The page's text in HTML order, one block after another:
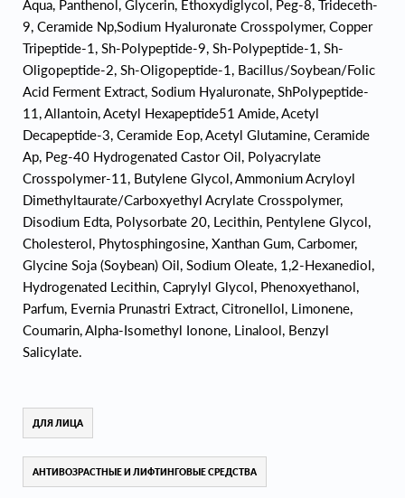
Aqua, Panthenol, Glycerin, Ethoxydiglycol, Peg-8, Trideceth-
9, Ceramide Np,Sodium Hyaluronate Crosspolymer, Copper
Tripeptide-1, Sh-Polypeptide-9, Sh-Polypeptide-1, Sh-
Oligopeptide-2, Sh-Oligopeptide-1, Bacillus/Soybean/Folic
Acid Ferment Extract, Sodium Hyaluronate, ShPolypeptide-
11, Allantoin, Acetyl Hexapeptide51 Amide, Acetyl
Decapeptide-3, Ceramide Eop, Acetyl Glutamine, Ceramide
Ap, Peg-40 Hydrogenated Castor Oil, Polyacrylate
Crosspolymer-11, Butylene Glycol, Ammonium Acryloyl
Dimethyltaurate/Carboxyethyl Acrylate Crosspolymer,
Disodium Edta, Polysorbate 20, Lecithin, Pentylene Glycol,
Cholesterol, Phytosphingosine, Xanthan Gum, Carbomer,
Glycine Soja (Soybean) Oil, Sodium Oleate, 1,2-Hexanediol,
Hydrogenated Lecithin, Caprylyl Glycol, Phenoxyethanol,
Parfum, Evernia Prunastri Extract, Citronellol, Limonene,
Coumarin, Alpha-Isomethyl Ionone, Linalool, Benzyl
Salicylate.
ДЛЯ ЛИЦА
АНТИВОЗРАСТНЫЕ И ЛИФТИНГОВЫЕ СРЕДСТВА